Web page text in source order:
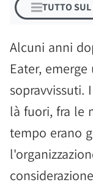
TUTTO SUL
Alcuni anni
Eater,
sopravvissuti.
là fuori, fra le
tempo erano